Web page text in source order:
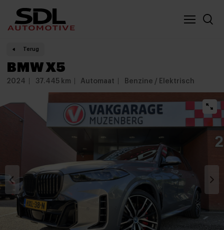
Nieuwe locatie SDL
Vergelijker
Terug
BMW X5
2024 37.445 km Automaat Benzine / Elektrisch